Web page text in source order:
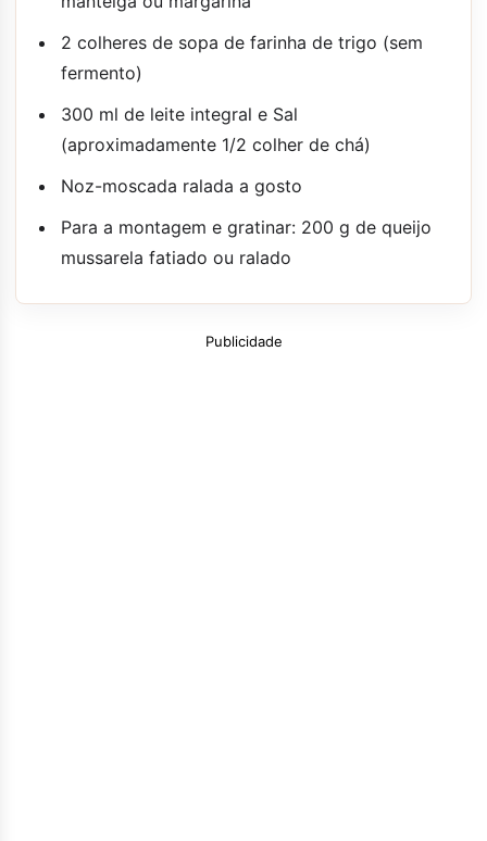
2 colheres de sopa de farinha de trigo (sem
fermento)
300 ml de leite integral e Sal
(aproximadamente 1/2 colher de chá)
Noz-moscada ralada a gosto
Para a montagem e gratinar: 200 g de queijo
mussarela fatiado ou ralado
Publicidade